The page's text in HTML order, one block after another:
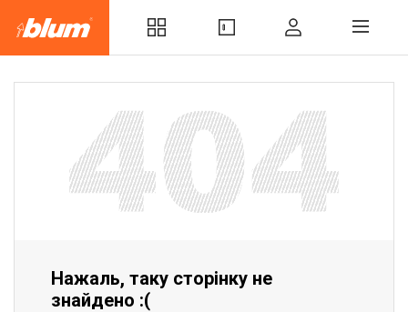
Нажаль, таку сторінку не
знайдено :(